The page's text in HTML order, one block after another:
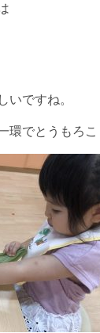
いですね。
環でとうもろこ